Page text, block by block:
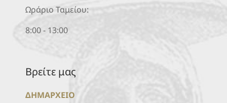
Ωράριο Ταμείου:
8:00 - 13:00
Βρείτε μας
ΔΗΜΑΡΧΕΙΟ